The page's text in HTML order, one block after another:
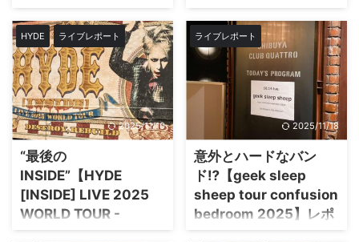
は参考にしてみてね。 週一ペー
スで山岡家 相変わらず山岡家に
は通っていて、今年は週一感覚で
...
ズ情報、そして印象に残った楽曲
やシーンをネタバレありで振り返
っていきます。 グッズは当日購
入 会場に到着したのは ...
き！ 第2回となる今回は、このエ
リア
（黄色のマーク） 観光客
の多いこの通り、特にお店をメイ
ンに実際の景色を写真付きで比較
しながらレポートするぞ。 【金
龍ラーメン】金龍ラーメン まず
は龍のオブジェが印象的な金龍ラ
ーメン。特にイベントは無いけ
ど、僕はしょっちゅう訪れては体
力回復していた
みると、龍や看板のデザインはそ
のままだね！ ライトアップされ
た龍の雰囲気はこんな感じで こ
れはゲームです。 実際は、結構
明るいね 金龍ラーメンは昭和57
阪・道頓堀。龍が如くシリーズで
おなじみの“蒼天掘”のモデルとな
ったエリアを、実際に歩いて撮影
しながら聖地巡礼してきたので、
その様子をブログで紹介していこ
うと思う。 ただ写真撮りまくっ
たせいか1回じゃ紹介しきれない
ので、3回に分けて紹介していく
のであしからず
第1回となる今
回は、このエリア
ーク） グリコの看板が輝く戎橋
周辺や、夜の雰囲気が独特な宗右
衛門町を中心に、ゲームのシーン
と実際の景色を写真付きで比較し
HYDE ライブレポート
2025/11/10
“最後の
INSIDE”【HYDE
[INSIDE] LIVE 2025
WORLD TOUR -
JAPAN FINAL-】レポ
ライブレポート
2025/11/18
意外とハードなバン
ド⁉【geek sleep
sheep tour confusion
bedroom 2025】レポ
ート 緩いだけじゃな